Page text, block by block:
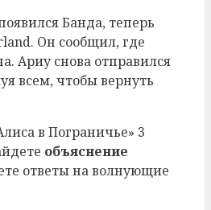
Банда, теперь
Он сообщил, где
Ариу снова отправился
всем, чтобы вернуть
в Пограничье» 3
объяснение
ответы на волнующие